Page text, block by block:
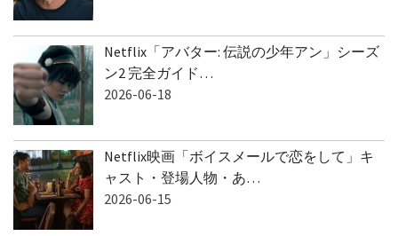
Netflix「アバター: 伝説の少年アン」シーズ
ン2 完全ガイド…
2026-06-18
Netflix映画「ボイスメールで恋をして」キ
ャスト・登場人物・あ…
2026-06-15